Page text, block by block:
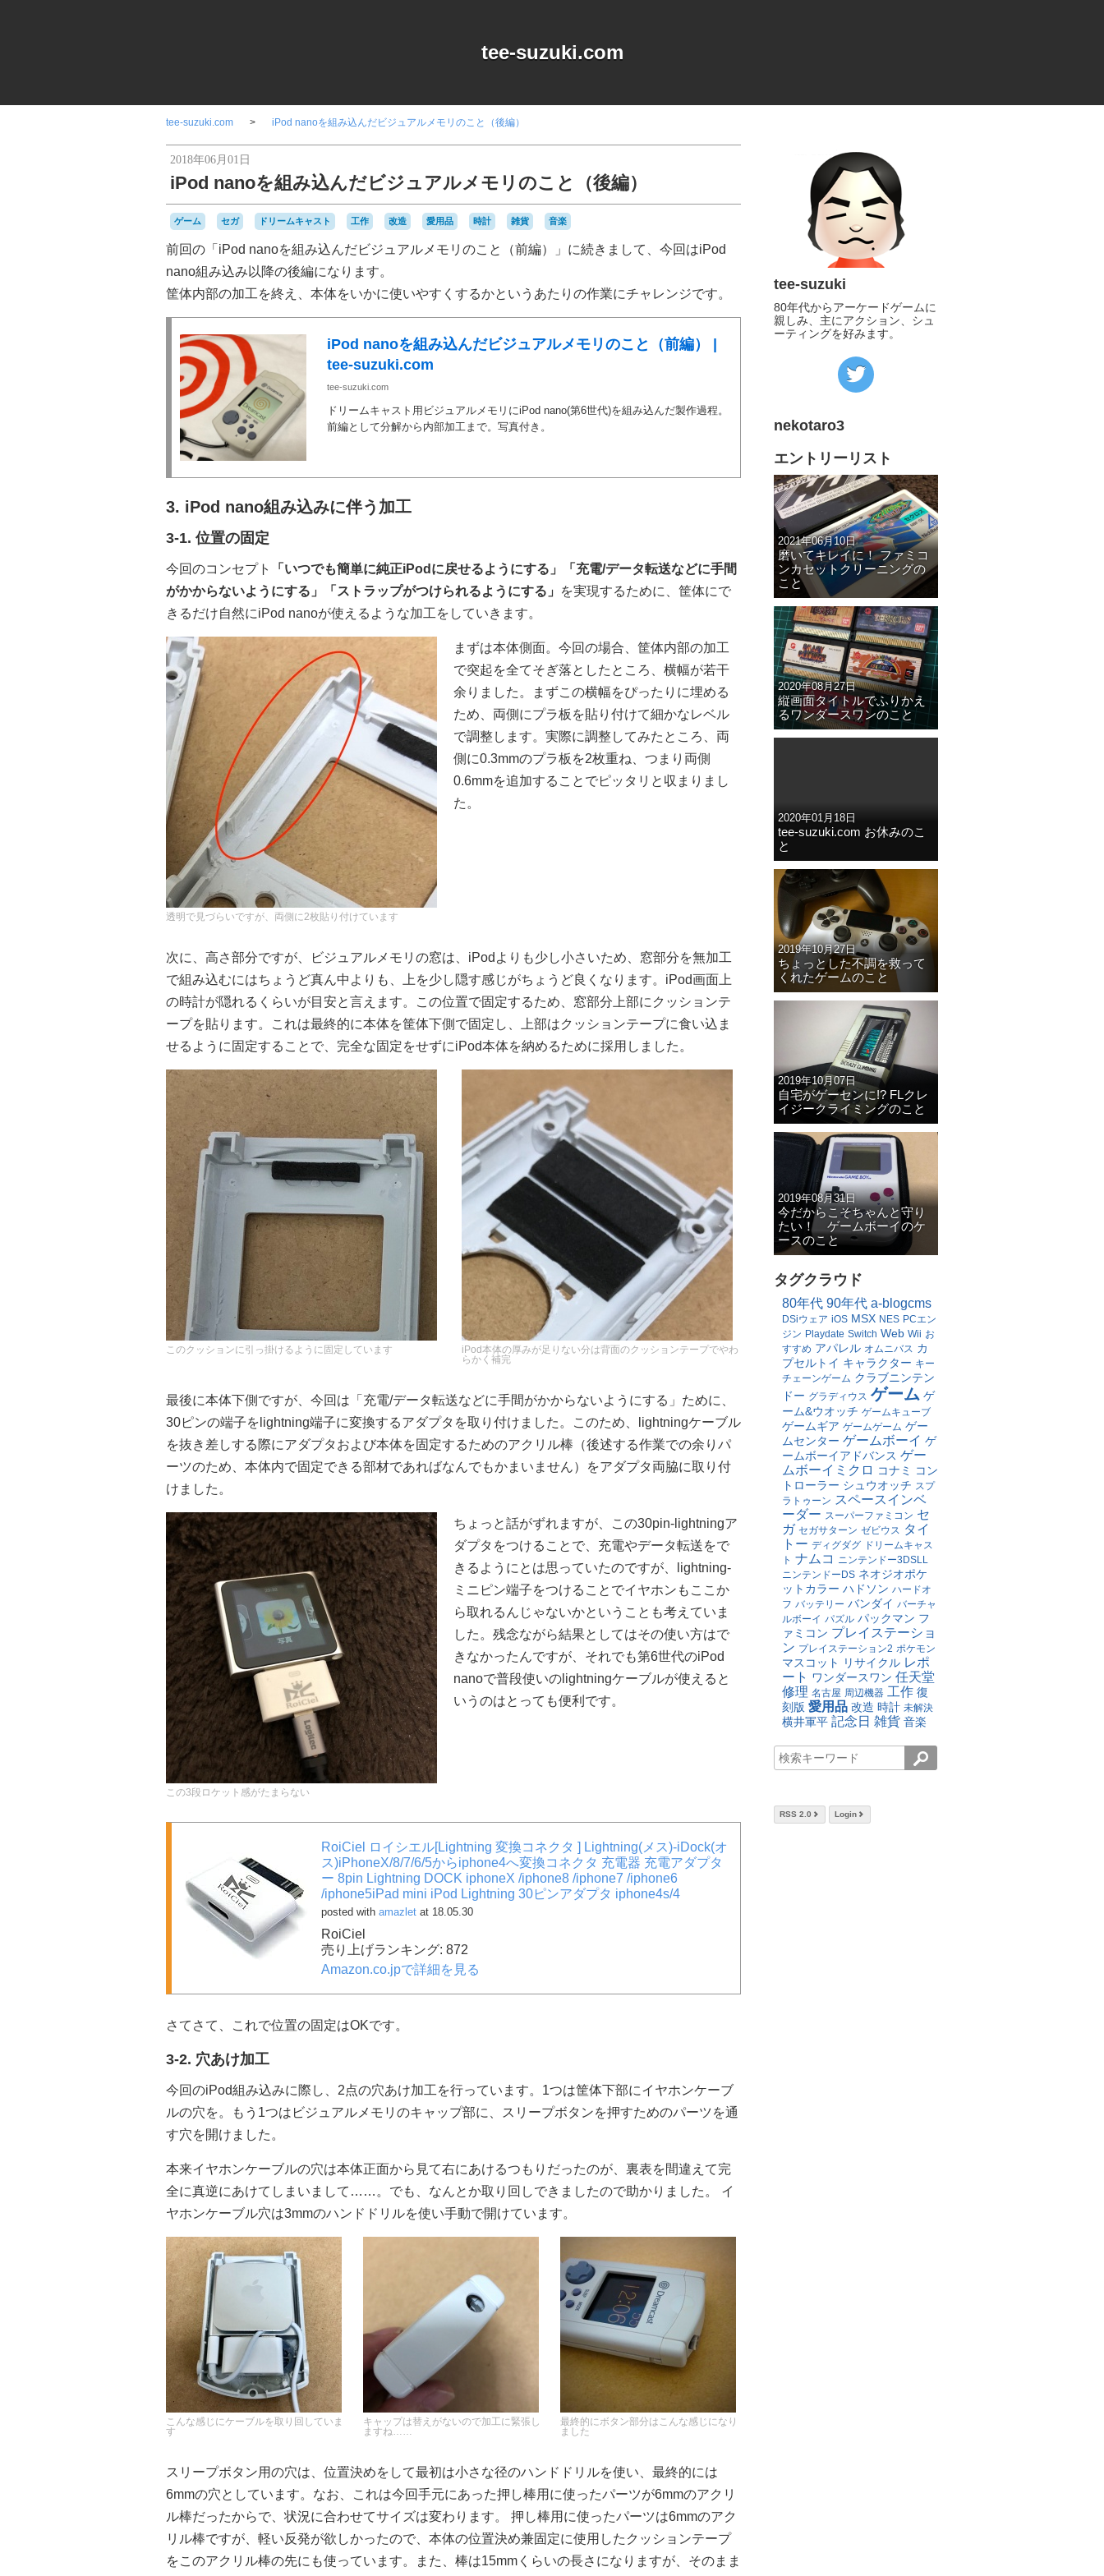
tee-suzuki.com
tee-suzuki.com iPod nanoを組み込んだビジュアルメモリのこと（後編）
2018年06月01日
iPod nanoを組み込んだビジュアルメモリのこと（後編）
ゲーム セガ ドリームキャスト 工作 改造 愛用品 時計 雑貨 音楽
前回の「iPod nanoを組み込んだビジュアルメモリのこと（前編）」に続きまして、今回はiPod
nano組み込み以降の後編になります。
筐体内部の加工を終え、本体をいかに使いやすくするかというあたりの作業にチャレンジです。
iPod nanoを組み込んだビジュアルメモリのこと（前編） |
tee-suzuki.com
tee-suzuki.com
ドリームキャスト用ビジュアルメモリにiPod nano(第6世代)を組み込んだ製作過程。
前編として分解から内部加工まで。写真付き。
3. iPod nano組み込みに伴う加工
3-1. 位置の固定
今回のコンセプト
「いつでも簡単に純正iPodに戻せるようにする」「充電/データ転送などに手間
がかからないようにする」「ストラップがつけられるようにする」
を実現するために、筐体にで
きるだけ自然にiPod nanoが使えるような加工をしていきます。
透明で見づらいですが、両側に2枚貼り付けています
まずは本体側面。今回の場合、筐体内部の加工
で突起を全てそぎ落としたところ、横幅が若干
余りました。まずこの横幅をぴったりに埋める
ため、両側にプラ板を貼り付けて細かなレベル
で調整します。実際に調整してみたところ、両
側に0.3mmのプラ板を2枚重ね、つまり両側
0.6mmを追加することでピッタリと収まりまし
た。
次に、高さ部分ですが、ビジュアルメモリの窓は、iPodよりも少し小さいため、窓部分を無加工
で組み込むにはちょうど真ん中よりも、上を少し隠す感じがちょうど良くなります。iPod画面上
の時計が隠れるくらいが目安と言えます。この位置で固定するため、窓部分上部にクッションテ
ープを貼ります。これは最終的に本体を筐体下側で固定し、上部はクッションテープに食い込ま
せるように固定することで、完全な固定をせずにiPod本体を納めるために採用しました。
このクッションに引っ掛けるように固定しています
iPod本体の厚みが足りない分は背面のクッションテープでやわ
らかく補完
最後に本体下側ですが、今回は「充電/データ転送などに手間がかからないようにする」ために、
30ピンの端子をlightning端子に変換するアダプタを取り付けました。このため、lightningケーブル
を抜き差しする際にアダプタおよび本体を固定するためのアクリル棒（後述する作業での余りパ
ーツのため、本体内で固定できる部材であればなんでもかまいません）をアダプタ両脇に取り付
けました。
この3段ロケット感がたまらない
ちょっと話がずれますが、この30pin-lightningア
ダプタをつけることで、充電やデータ転送をで
きるようにとは思っていたのですが、lightning-
ミニピン端子をつけることでイヤホンもここか
ら取れるんじゃないかということも考えていま
した。残念ながら結果としてはその使い方はで
きなかったんですが、それでも第6世代のiPod
nanoで普段使いのlightningケーブルが使えると
いうのはとっても便利です。
RoiCiel ロイシエル[Lightning 変換コネクタ ] Lightning(メス)-iDock(オ
ス)iPhoneX/8/7/6/5からiphone4へ変換コネクタ 充電器 充電アダプタ
ー 8pin Lightning DOCK iphoneX /iphone8 /iphone7 /iphone6
/iphone5iPad mini iPod Lightning 30ピンアダプタ iphone4s/4
posted with amazlet at 18.05.30
RoiCiel
売り上げランキング: 872
Amazon.co.jpで詳細を見る
さてさて、これで位置の固定はOKです。
3-2. 穴あけ加工
今回のiPod組み込みに際し、2点の穴あけ加工を行っています。1つは筐体下部にイヤホンケーブ
ルの穴を。もう1つはビジュアルメモリのキャップ部に、スリープボタンを押すためのパーツを通
す穴を開けました。
本来イヤホンケーブルの穴は本体正面から見て右にあけるつもりだったのが、裏表を間違えて完
全に真逆にあけてしまいまして……。でも、なんとか取り回しできましたので助かりました。 イ
ヤホンケーブル穴は3mmのハンドドリルを使い手動で開けています。
こんな感じにケーブルを取り回していま
す
キャップは替えがないので加工に緊張し
ますね……
最終的にボタン部分はこんな感じになり
ました
スリープボタン用の穴は、位置決めをして最初は小さな径のハンドドリルを使い、最終的には
6mmの穴としています。なお、これは今回手元にあった押し棒用に使ったパーツが6mmのアクリ
ル棒だったからで、状況に合わせてサイズは変わります。 押し棒用に使ったパーツは6mmのアク
リル棒ですが、軽い反発が欲しかったので、本体の位置決め兼固定に使用したクッションテープ
をこのアクリル棒の先にも使っています。また、棒は15mmくらいの長さになりますが、そのまま
tee-suzuki
80年代からアーケードゲームに
親しみ、主にアクション、シュ
ーティングを好みます。
https://twitter.com/tee_suzuki
の
の
リ
ン
ク
nekotaro3
エントリーリスト
2021年06月10日
磨いてキレイに！ ファミコ
ンカセットクリーニングの
こと
2020年08月27日
縦画面タイトルでふりかえ
るワンダースワンのこと
2020年01月18日
tee-suzuki.com お休みのこ
と
2019年10月27日
ちょっとした不調を救って
くれたゲームのこと
2019年10月07日
自宅がゲーセンに!? FLクレ
イジークライミングのこと
2019年08月31日
今だからこそちゃんと守り
たい！ ゲームボーイのケ
ースのこと
タグクラウド
80年代 90年代 a-blogcms
DSiウェア iOS MSX NES PCエン
ジン Playdate Switch Web Wii お
すすめ アパレル オムニバス カ
プセルトイ キャラクター キー
チェーンゲーム クラブニンテン
ドー グラディウス ゲーム ゲ
ーム&ウオッチ ゲームキューブ
ゲームギア ゲームゲーム ゲー
ムセンター ゲームボーイ ゲ
ームボーイアドバンス ゲー
ムボーイミクロ コナミ
コン
トローラー シュウオッチ スプ
ラトゥーン スペースインベ
ーダー スーパーファミコン セ
ガ セガサターン ゼビウス タイ
トー ディグダグ ドリームキャス
ト ナムコ ニンテンドー3DSLL
ニンテンドーDS ネオジオポケ
ットカラー ハドソン ハードオ
フ バッテリー バンダイ バーチャ
ルボーイ パズル パックマン フ
ァミコン プレイステーショ
ン プレイステーション2 ポケモン
マスコット リサイクル レポ
ート ワンダースワン 任天堂
修理 名古屋 周辺機器 工作 復
刻版 愛用品 改造 時計 未解決
横井軍平 記念日 雑貨 音楽
RSS 2.0 Login